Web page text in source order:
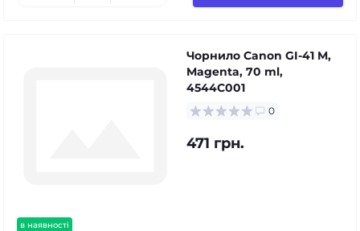
в наявності
Чорнило Canon GI-41 M,
Magenta, 70 ml,
4544C001
0
471 грн.